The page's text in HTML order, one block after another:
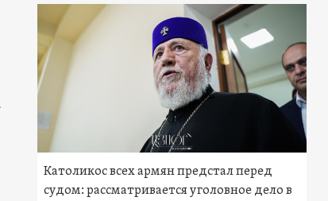
Католикос всех армян предстал перед
судом: рассматривается уголовное дело в